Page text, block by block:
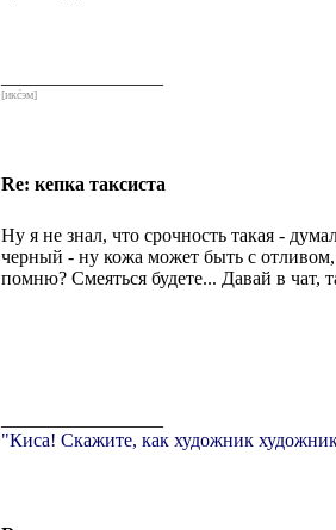
[икс́эм]
Re: кепка таксиста
Ну я не знал, что срочность такая -
черный - ну кожа может быть с
помню? Смеяться будете... Давай в чат,
"Киса! Скажите, как художник